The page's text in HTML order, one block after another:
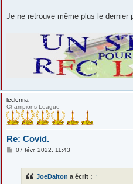
Je ne retrouve même plus le dernier
leclerma
Champions League
Re: Covid.
M07 févr. 2022, 11:43
JoeDalton a écrit : ↑